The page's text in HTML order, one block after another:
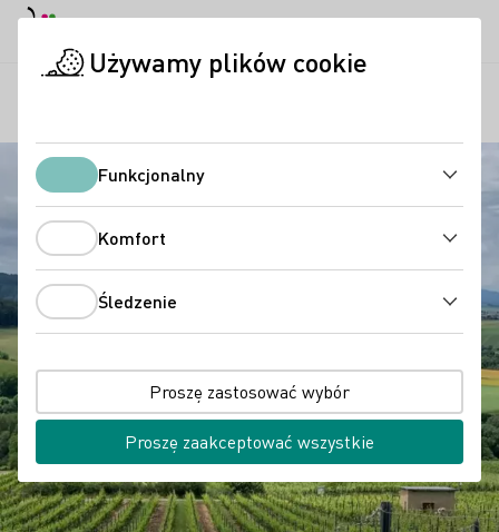
Używamy plików cookie
Funkcjonalny
Komfort
Śledzenie
Proszę zastosować wybór
Proszę zaakceptować wszystkie